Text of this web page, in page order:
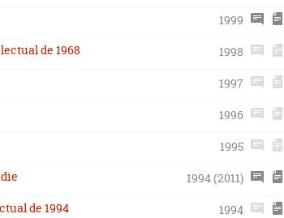
1999
de 1968
1998
1997
1996
1995
1994 (2011)
de 1994
1994